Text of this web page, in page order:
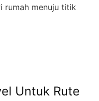
rumah menuju titik
Untuk Rute